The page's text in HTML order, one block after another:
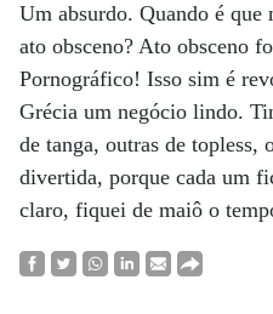
Um absurdo. Quando é que
ato obsceno? Ato obsceno
Pornográfico! Isso sim é
Grécia um negócio lindo.
de tanga, outras de topless,
divertida, porque cada um
claro, fiquei de maiô o